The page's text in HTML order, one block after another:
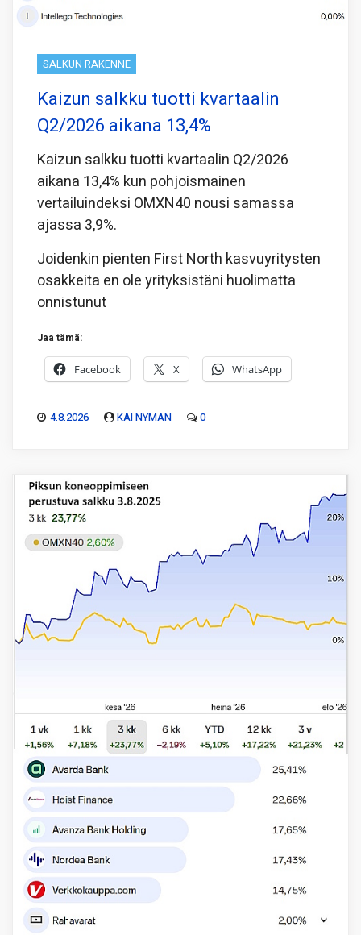
SALKUN RAKENNE
Kaizun salkku tuotti kvartaalin
Q2/2026 aikana 13,4%
Kaizun salkku tuotti kvartaalin Q2/2026
aikana 13,4% kun pohjoismainen
vertailuindeksi OMXN40 nousi samassa
ajassa 3,9%.
Joidenkin pienten First North kasvuyritysten
osakkeita en ole yrityksistäni huolimatta
onnistunut
Jaa tämä:
Facebook X WhatsApp
4.8.2026 KAI NYMAN 0